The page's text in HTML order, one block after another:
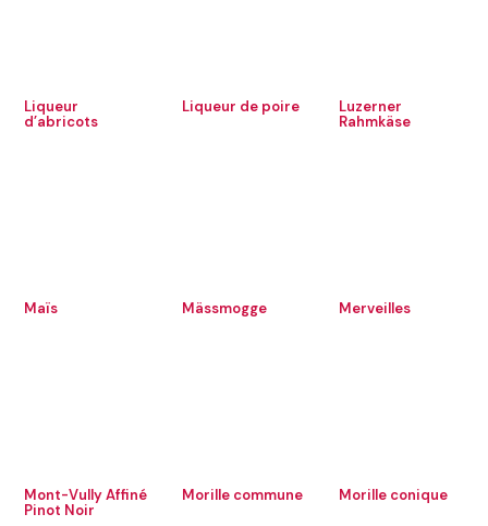
Liqueur
d’abricots
Liqueur de poire
Luzerner
Rahmkäse
Maïs Mässmogge Merveilles
Mont-Vully Affiné
Pinot Noir
Morille commune Morille conique